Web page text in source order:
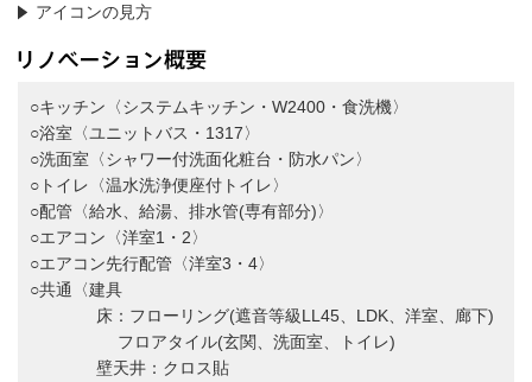
アイコンの見方
○キッチン〈システムキッチン・W2400・食洗機〉
○浴室〈ユニットバス・1317〉
○洗面室〈シャワー付洗面化粧台・防水パン〉
○トイレ〈温水洗浄便座付トイレ〉
○配管〈給水、給湯、排水管(専有部分)〉
○エアコン〈洋室1・2〉
○エアコン先行配管〈洋室3・4〉
○共通〈建具
床：フローリング(遮音等級LL45、LDK、洋室、廊下)
フロアタイル(玄関、洗面室、トイレ)
壁天井：クロス貼